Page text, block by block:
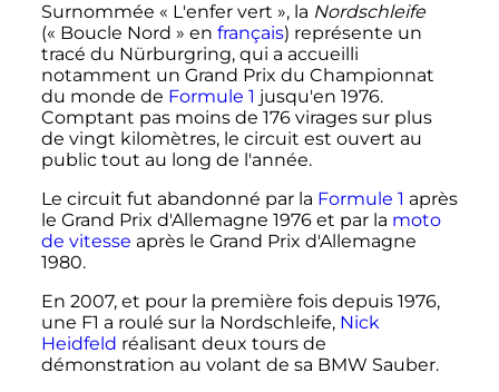
Surnommée « L'enfer vert », la Nordschleife
(« Boucle Nord » en français) représente un
tracé du Nürburgring, qui a accueilli
notamment un Grand Prix du Championnat
du monde de Formule 1 jusqu'en 1976.
Comptant pas moins de 176 virages sur plus
de vingt kilomètres, le circuit est ouvert au
public tout au long de l'année.
Le circuit fut abandonné par la Formule 1 après
le Grand Prix d'Allemagne 1976 et par la moto
de vitesse après le Grand Prix d'Allemagne
1980.
En 2007, et pour la première fois depuis 1976,
une F1 a roulé sur la Nordschleife, Nick
Heidfeld réalisant deux tours de
démonstration au volant de sa BMW Sauber.